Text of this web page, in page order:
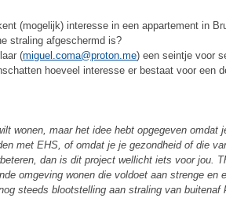
(mogelijk) interesse in een appartement in
straling afgeschermd is?
(miguel.coma@proton.me) een seintje voor
hoeveel interesse er bestaat voor een
wonen, maar het idee hebt opgegeven omdat
met EHS, of omdat je je gezondheid of die
dan is dit project wellicht iets voor jou.
omgeving wonen die voldoet aan strenge en
steeds blootstelling aan straling van buitenaf